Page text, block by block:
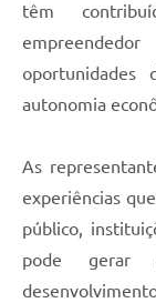
têm
autonomia
As
experiências
público,
pode gerar